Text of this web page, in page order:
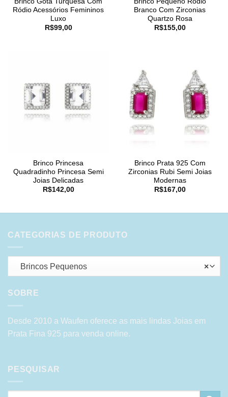
Ródio Acessórios Femininos
Luxo
R$99,00
Branco Com Zirconias
Quartzo Rosa
R$155,00
Brinco Princesa
Quadradinho Princesa Semi
Joias Delicadas
R$142,00
Brinco Prata 925 Com
Zirconias Rubi Semi Joias
Modernas
R$167,00
CATEGORIAS DE PRODUTO
×
Brincos Pequenos
SOBRE
Desde 2010 a Waufen oferece as mais lindas Joias em
Prata Fina 925 para venda online.
PESQUISAR